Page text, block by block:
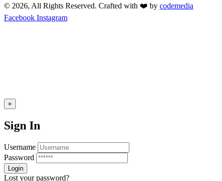
© 2026, All Rights Reserved. Crafted with ❤️ by codemedia
Facebook Instagram
×
Sign In
Username
Password
Lost your password?